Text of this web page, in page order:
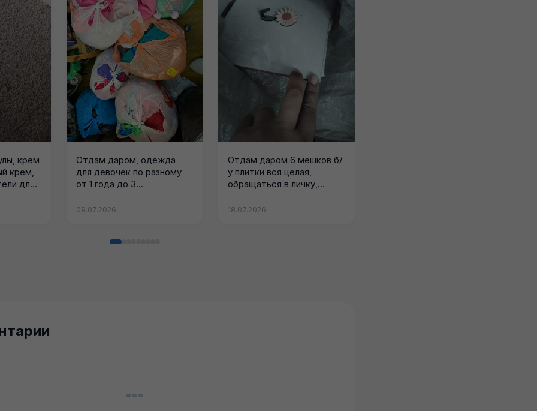
крем
крем,
для
Отдам даром, одежда
для девочек по разному
от 1 года до 3...
09.07.2026
Отдам даром 6 мешков б/
у плитки вся целая,
обращаться в личку,
18.07.2026